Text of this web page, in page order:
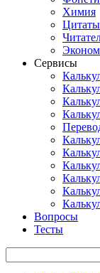
Химия
Цитаты
Сервисы
Вопросы
Тесты